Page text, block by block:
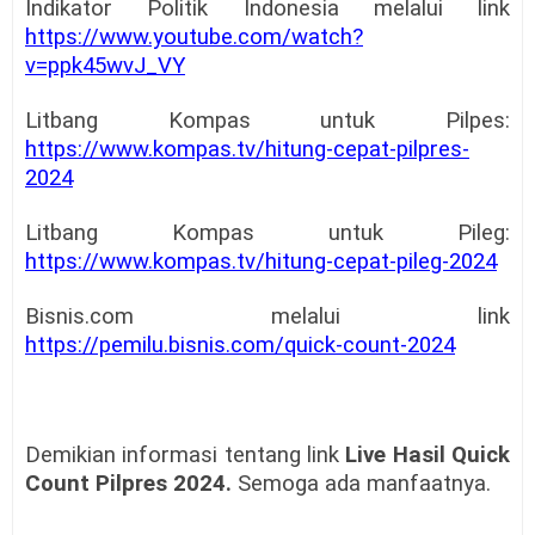
Indikator Politik Indonesia melalui link
https://www.youtube.com/watch?
v=ppk45wvJ_VY
Litbang Kompas untuk Pilpes:
https://www.kompas.tv/hitung-cepat-pilpres-
2024
Litbang Kompas untuk Pileg:
https://www.kompas.tv/hitung-cepat-pileg-2024
Bisnis.com melalui link
https://pemilu.bisnis.com/quick-count-2024
Demikian informasi tentang link Live Hasil Quick
Count Pilpres 2024. Semoga ada manfaatnya.